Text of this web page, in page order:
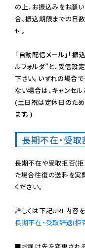
の上、お振込みをお願
合、振込期限までの日
せ。
「自動配信メール」「
ルフォルダ”と、受信設
下さい。いずれの場合
ない場合は、キャンセ
(土日祝は定休日のた
ます。)
長期不在・受
長期不在や受取拒否(
た場合往復の送料を実
ください。
長期不在・受取辞退(拒